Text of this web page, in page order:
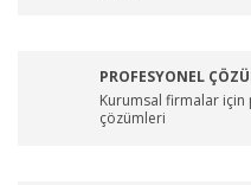
PROFESYONEL
Kurumsal firmalar
çözümleri